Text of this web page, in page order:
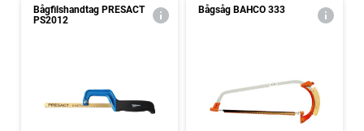
Bågfilshandtag PRESACT
PS2012
Bågsåg BAHCO 333